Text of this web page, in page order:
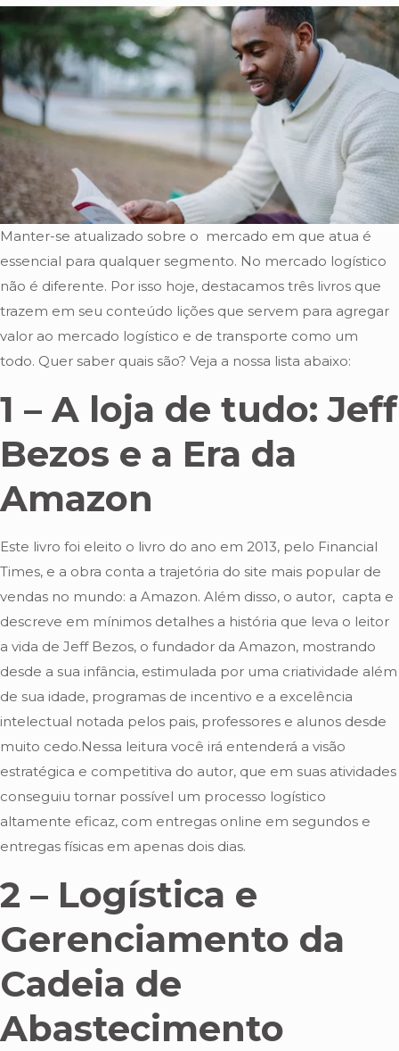
Manter-se atualizado sobre o mercado em que atua é
essencial para qualquer segmento. No mercado logístico
não é diferente. Por isso hoje, destacamos três livros que
trazem em seu conteúdo lições que servem para agregar
valor ao mercado logístico e de transporte como um
todo. Quer saber quais são? Veja a nossa lista abaixo:
1 – A loja de tudo: Jeff
Bezos e a Era da
Amazon
Este livro foi eleito o livro do ano em 2013, pelo Financial
Times, e a obra conta a trajetória do site mais popular de
vendas no mundo: a Amazon. Além disso, o autor, capta e
descreve em mínimos detalhes a história que leva o leitor
a vida de Jeff Bezos, o fundador da Amazon, mostrando
desde a sua infância, estimulada por uma criatividade além
de sua idade, programas de incentivo e a excelência
intelectual notada pelos pais, professores e alunos desde
muito cedo.Nessa leitura você irá entenderá a visão
estratégica e competitiva do autor, que em suas atividades
conseguiu tornar possível um processo logístico
altamente eficaz, com entregas online em segundos e
entregas físicas em apenas dois dias.
2 – Logística e
Gerenciamento da
Cadeia de
Abastecimento